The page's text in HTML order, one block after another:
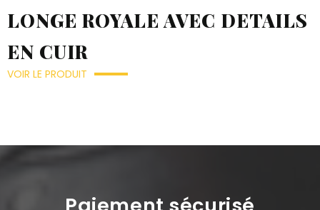
LONGE ROYALE AVEC DETAILS
EN CUIR
VOIR LE PRODUIT